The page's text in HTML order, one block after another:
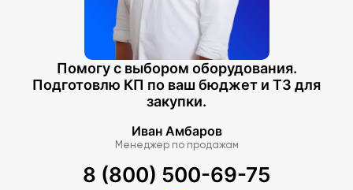
Помогу с выбором оборудования.
Подготовлю КП по ваш бюджет и ТЗ для
закупки.
Иван Амбаров
Менеджер по продажам
8 (800) 500-69-75